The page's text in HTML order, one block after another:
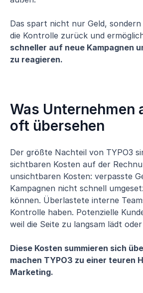
Das spart nicht nur Geld, sondern
die Kontrolle zurück und
schneller auf neue Kampagnen
zu reagieren.
Was Unternehmen
oft übersehen
Der größte Nachteil von TYPO3
sichtbaren Kosten auf der
unsichtbaren Kosten: verpasste
Kampagnen nicht schnell
können. Überlastete interne
Kontrolle haben. Potenzielle
weil die Seite zu langsam lädt
Diese Kosten summieren sich
machen TYPO3 zu einer teuren
Marketing.